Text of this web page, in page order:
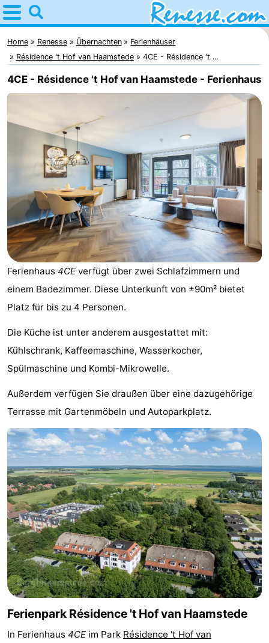
Home
Renesse
Tipps
Für
kindern
Übernachten
Appartements
Port
Greve
-
Zeeuwse
Kust
Campingplätze
Ferienhäuser
Buitenheem
-
De
Oase
-
Duinoord
-
Ginsterveld
-
Julianahoeve
-
Livingstone
-
Port
Greve
-
Port
Zélande
-
Resort
Haamstede
-
Résidence
't
Hof
van
-
Schouwen
-
Schouwse
Valleien
-
Soeten
-
Home Renesse Übernachten
Ferienhäuser
Résidence 't Hof van Haamstede
4CE - Résidence 't ...
4CE - Résidence 't Hof van Haamstede - Ferienhaus
Ferienhaus 4CE verfügt über zwei Schlafzimmern und
einem Badezimmer. Diese Unterkunft von ±90m² bietet
Platz für bis zu 4 Personen.
Die Küche ist unter anderem ausgestattet mit:
Kühlschrank, Kaffeemaschine, Wasserkocher,
Spülmaschine und Kombi-Mikrowelle.
Außerdem verfügen Sie draußen über eine dazugehörige
Terrasse mit Gartenmöbeln und Autoparkplatz.
Ferienpark Résidence 't Hof van Haamstede
In Ferienhaus 4CE im Park Résidence 't Hof van